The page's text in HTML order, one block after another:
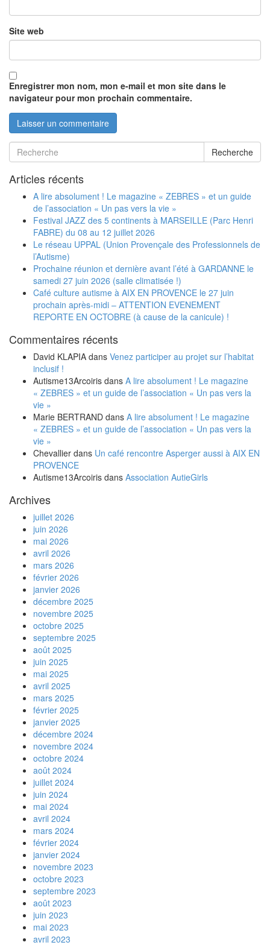
Site web
Enregistrer mon nom, mon e-mail et mon site dans le
navigateur pour mon prochain commentaire.
Recherche
Articles récents
A lire absolument ! Le magazine « ZEBRES » et un guide
de l’association « Un pas vers la vie »
Festival JAZZ des 5 continents à MARSEILLE (Parc Henri
FABRE) du 08 au 12 juillet 2026
Le réseau UPPAL (Union Provençale des Professionnels de
l’Autisme)
Prochaine réunion et dernière avant l’été à GARDANNE le
samedi 27 juin 2026 (salle climatisée !)
Café culture autisme à AIX EN PROVENCE le 27 juin
prochain après-midi – ATTENTION EVENEMENT
REPORTE EN OCTOBRE (à cause de la canicule) !
Commentaires récents
David KLAPIA dans Venez participer au projet sur l’habitat
inclusif !
Autisme13Arcoiris dans A lire absolument ! Le magazine
« ZEBRES » et un guide de l’association « Un pas vers la
vie »
Marie BERTRAND dans A lire absolument ! Le magazine
« ZEBRES » et un guide de l’association « Un pas vers la
vie »
Chevallier dans Un café rencontre Asperger aussi à AIX EN
PROVENCE
Autisme13Arcoiris dans Association AutieGirls
Archives
juillet 2026
juin 2026
mai 2026
avril 2026
mars 2026
février 2026
janvier 2026
décembre 2025
novembre 2025
octobre 2025
septembre 2025
août 2025
juin 2025
mai 2025
avril 2025
mars 2025
février 2025
janvier 2025
décembre 2024
novembre 2024
octobre 2024
août 2024
juillet 2024
juin 2024
mai 2024
avril 2024
mars 2024
février 2024
janvier 2024
novembre 2023
octobre 2023
septembre 2023
août 2023
juin 2023
mai 2023
avril 2023